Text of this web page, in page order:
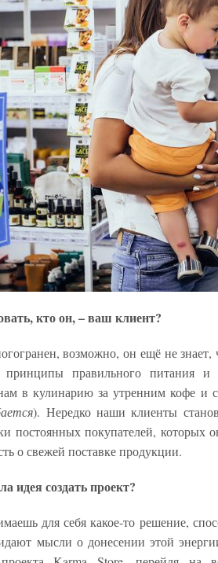
кто он, – ваш клиент?
возможно, он ещё не знает,
принципы правильного питания и
в кулинарию за утренним кофе и
). Нередко наши клиенты
постоянных покупателей,
о свежей поставке продукции.
идея создать проект?
для себя какое-то решение,
мысли о донесении этой